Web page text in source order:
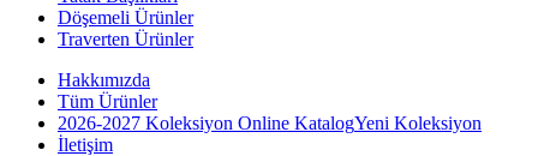
Döşemeli Ürünler
Traverten Ürünler
Hakkımızda
Tüm Ürünler
2026-2027 Koleksiyon Online KatalogYeni Koleksiyon
İletişim